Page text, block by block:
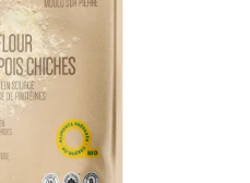
/ DETAILS